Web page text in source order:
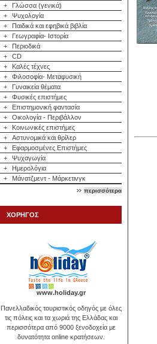
+
Γλώσσα (γενικά)
+
Ψυχολογία
+
Παιδικά και εφηβικά βιβλία
+
Γεωγραφία- Ιστορία
+
Περιοδικά
+
CD
+
Καλές τέχνες
+
Φιλοσοφία- Μεταφυσική
+
Γυναικεία θέματα
+
Φυσικές επιστήμες
+
Επιστημονική φαντασία
+
Οικολογία - Περιβάλλον
+
Κοινωνικές επιστήμες
+
Αστυνομικά και θρίλερ
+
Εφαρμοσμένες Επιστήμες
+
Ψυχαγωγία
+
Ημερολόγια
+
Μάνατζμεντ - Μάρκετινγκ
περισσότερα
ΧΟΡΗΓΟΣ
www.holiday.gr
Πανελλαδικός τουριστικός οδηγός με όλες
τις πόλεις και τα χωριά της Ελλάδας και
περισσότερα από 9000 ξενοδοχεία με
δυνατότητα online κρατήσεων.